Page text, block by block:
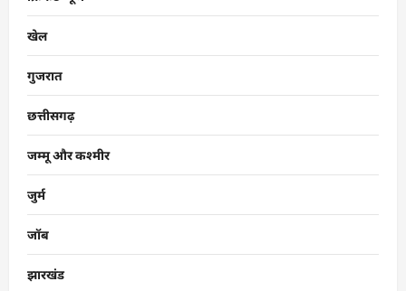
खेल
गुजरात
छत्तीसगढ़
जम्मू और कश्मीर
जुर्म
जॉब
झारखंड